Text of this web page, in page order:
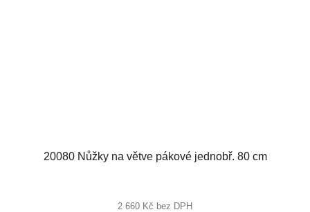
20080 Nůžky na větve pákové jednobř. 80 cm
hodnocení
2 660 Kč bez DPH